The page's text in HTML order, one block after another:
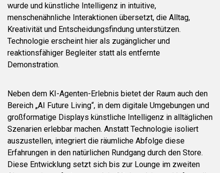
wurde und künstliche Intelligenz in intuitive,
menschenähnliche Interaktionen übersetzt, die Alltag,
Kreativität und Entscheidungsfindung unterstützen.
Technologie erscheint hier als zugänglicher und
reaktionsfähiger Begleiter statt als entfernte
Demonstration.
Neben dem KI-Agenten-Erlebnis bietet der Raum auch den
Bereich „AI Future Living“, in dem digitale Umgebungen und
großformatige Displays künstliche Intelligenz in alltäglichen
Szenarien erlebbar machen. Anstatt Technologie isoliert
auszustellen, integriert die räumliche Abfolge diese
Erfahrungen in den natürlichen Rundgang durch den Store.
Diese Entwicklung setzt sich bis zur Lounge im zweiten